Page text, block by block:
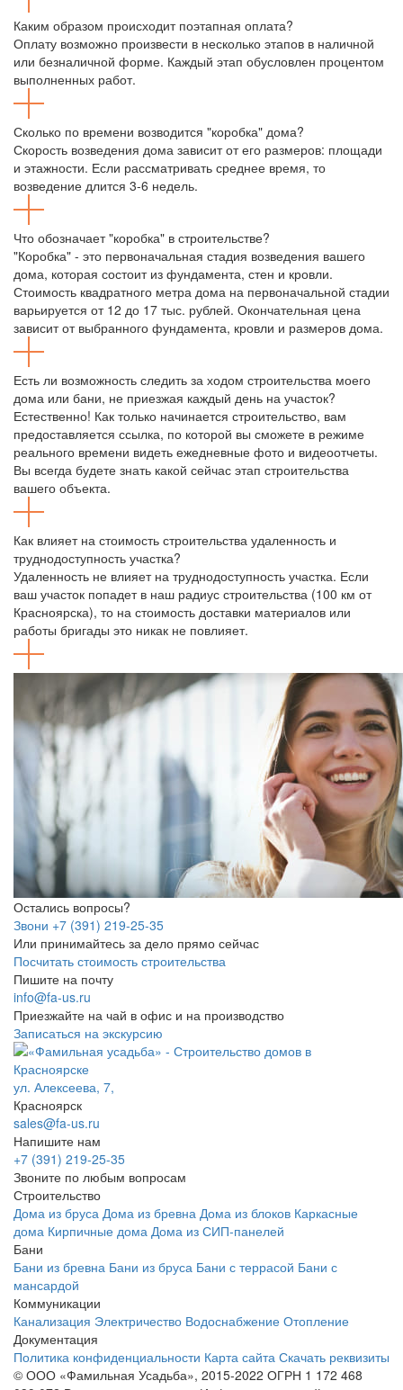
Каким образом происходит поэтапная оплата?
Оплату возможно произвести в несколько этапов в наличной
или безналичной форме. Каждый этап обусловлен процентом
выполненных работ.
Сколько по времени возводится "коробка" дома?
Скорость возведения дома зависит от его размеров: площади
и этажности. Если рассматривать среднее время, то
возведение длится 3-6 недель.
Что обозначает "коробка" в строительстве?
"Коробка" - это первоначальная стадия возведения вашего
дома, которая состоит из фундамента, стен и кровли.
Стоимость квадратного метра дома на первоначальной стадии
варьируется от 12 до 17 тыс. рублей. Окончательная цена
зависит от выбранного фундамента, кровли и размеров дома.
Есть ли возможность следить за ходом строительства моего
дома или бани, не приезжая каждый день на участок?
Естественно! Как только начинается строительство, вам
предоставляется ссылка, по которой вы сможете в режиме
реального времени видеть ежедневные фото и видеоотчеты.
Вы всегда будете знать какой сейчас этап строительства
вашего объекта.
Как влияет на стоимость строительства удаленность и
труднодоступность участка?
Удаленность не влияет на труднодоступность участка. Если
ваш участок попадет в наш радиус строительства (100 км от
Красноярска), то на стоимость доставки материалов или
работы бригады это никак не повлияет.
Остались вопросы?
Звони +7 (391) 219-25-35
Или принимайтесь за дело прямо сейчас
Посчитать стоимость строительства
Пишите на почту
info@fa-us.ru
Приезжайте на чай в офис и на производство
Записаться на экскурсию
ул. Алексеева, 7,
Красноярск
sales@fa-us.ru
Напишите нам
+7 (391) 219-25-35
Звоните по любым вопросам
Строительство
Дома из бруса Дома из бревна Дома из блоков Каркасные
дома Кирпичные дома Дома из СИП-панелей
Бани
Бани из бревна Бани из бруса Бани с террасой Бани с
мансардой
Коммуникации
Канализация Электричество Водоснабжение Отопление
Документация
Политика конфиденциальности Карта сайта Скачать реквизиты
© ООО «Фамильная Усадьба», 2015-2022 ОГРН 1 172 468